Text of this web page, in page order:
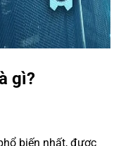
gì?
biến nhất, được